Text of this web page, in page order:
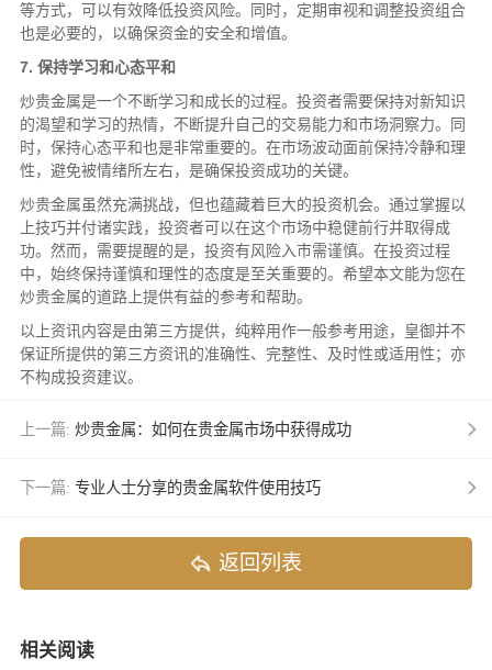
等方式，可以有效降低投资风险。同时，定期审视和调整投资组合
也是必要的，以确保资金的安全和增值。
7. 保持学习和心态平和
炒贵金属是一个不断学习和成长的过程。投资者需要保持对新知识
的渴望和学习的热情，不断提升自己的交易能力和市场洞察力。同
时，保持心态平和也是非常重要的。在市场波动面前保持冷静和理
性，避免被情绪所左右，是确保投资成功的关键。
炒贵金属虽然充满挑战，但也蕴藏着巨大的投资机会。通过掌握以
上技巧并付诸实践，投资者可以在这个市场中稳健前行并取得成
功。然而，需要提醒的是，投资有风险入市需谨慎。在投资过程
中，始终保持谨慎和理性的态度是至关重要的。希望本文能为您在
炒贵金属的道路上提供有益的参考和帮助。
以上资讯内容是由第三方提供，纯粹用作一般参考用途，皇御并不
保证所提供的第三方资讯的准确性、完整性、及时性或适用性；亦
不构成投资建议。
上一篇: 炒贵金属：如何在贵金属市场中获得成功
下一篇: 专业人士分享的贵金属软件使用技巧
返回列表
相关阅读